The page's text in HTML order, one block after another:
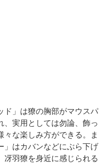
」は獠の胸部がマウスパ
、実用としては勿論、飾っ
々な楽しみ方ができる。ま
」はカバンなどにぶら下げ
冴羽獠を身近に感じられる